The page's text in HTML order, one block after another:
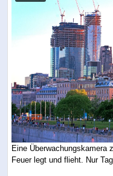
Eine Überwachungskamera
Feuer legt und flieht. Nur